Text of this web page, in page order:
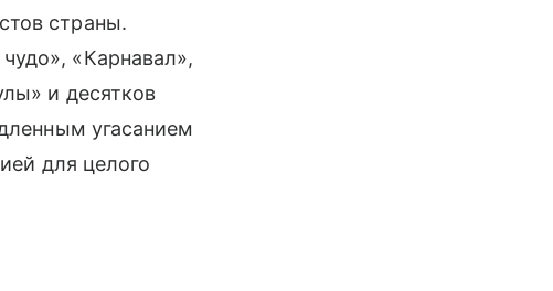
страны.
«Карнавал»,
и десятков
угасанием
для целого